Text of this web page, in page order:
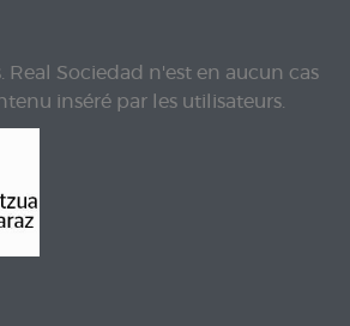
Real Sociedad n'est en aucun cas
inséré par les utilisateurs.